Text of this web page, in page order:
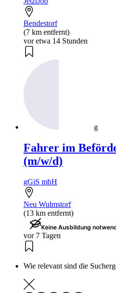
Bendestorf
(7 km entfernt)
vor etwa 14 Stunden
g
Fahrer im
(m/w/d)
gGiS mbH
Neu Wulmstorf
(13 km entfernt)
Keine Ausbildung
vor 7 Tagen
Wie relevant sind die